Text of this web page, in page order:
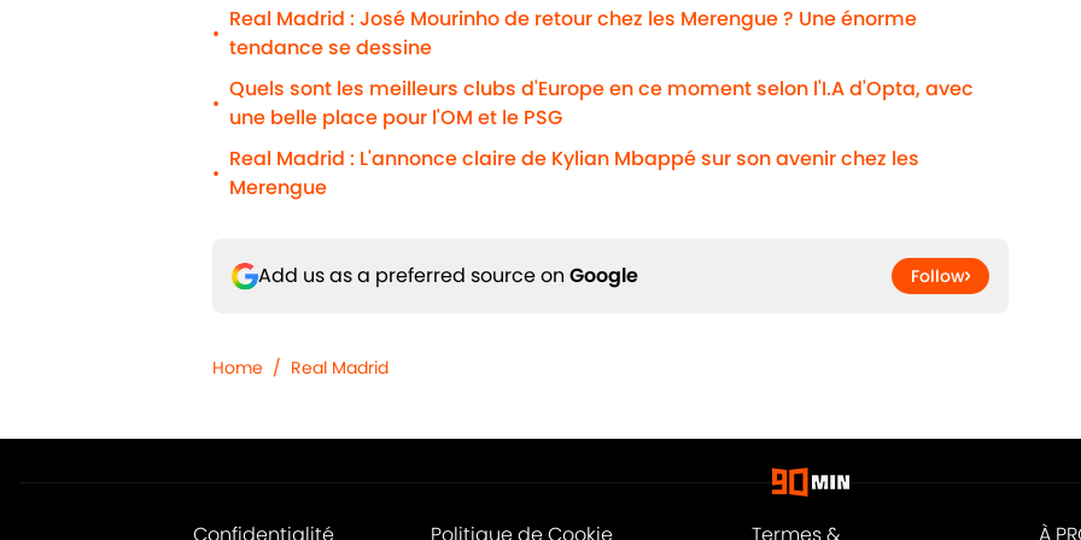
•
Real Madrid : José Mourinho de retour chez les Merengue ? Une énorme
tendance se dessine
•
Quels sont les meilleurs clubs d'Europe en ce moment selon l'I.A d'Opta, avec
une belle place pour l'OM et le PSG
•
Real Madrid : L'annonce claire de Kylian Mbappé sur son avenir chez les
Merengue
Add us as a preferred source on Google Follow
Home / Real Madrid